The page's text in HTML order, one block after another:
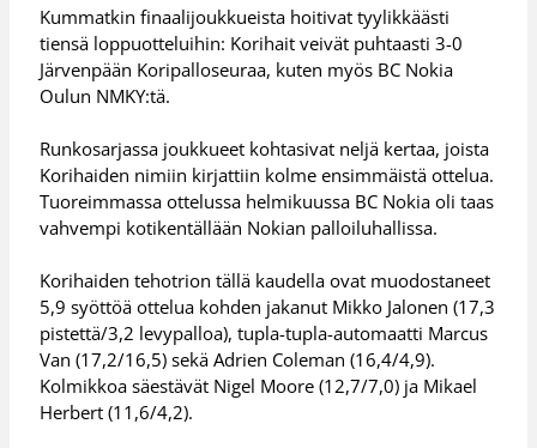
Kummatkin finaalijoukkueista hoitivat tyylikkäästi
tiensä loppuotteluihin: Korihait veivät puhtaasti 3-0
Järvenpään Koripalloseuraa, kuten myös BC Nokia
Oulun NMKY:tä.
Runkosarjassa joukkueet kohtasivat neljä kertaa, joista
Korihaiden nimiin kirjattiin kolme ensimmäistä ottelua.
Tuoreimmassa ottelussa helmikuussa BC Nokia oli taas
vahvempi kotikentällään Nokian palloiluhallissa.
Korihaiden tehotrion tällä kaudella ovat muodostaneet
5,9 syöttöä ottelua kohden jakanut Mikko Jalonen (17,3
pistettä/3,2 levypalloa), tupla-tupla-automaatti Marcus
Van (17,2/16,5) sekä Adrien Coleman (16,4/4,9).
Kolmikkoa säestävät Nigel Moore (12,7/7,0) ja Mikael
Herbert (11,6/4,2).